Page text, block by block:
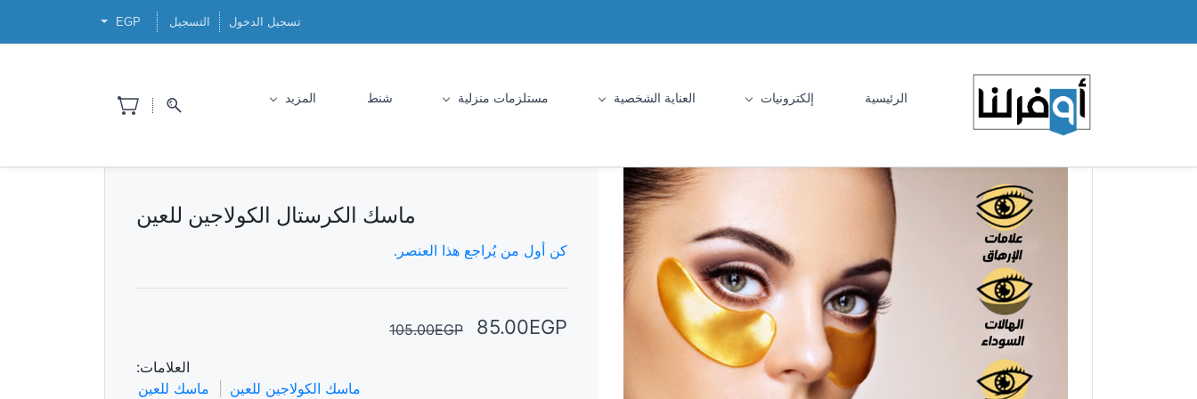
تسجيل الدخول التسجيل EGP
الرئيسية إلكترونيات العناية الشخصية مستلزمات منزلية شنط المزيد
ماسك الكرستال الكولاجين للعين
كن أول من يُراجع هذا العنصر.
85.00EGP
105.00EGP
العلامات:
ماسك الكولاجين للعين
ماسك للعين